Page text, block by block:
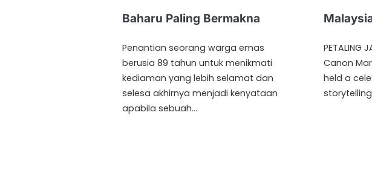
Baharu Paling Bermakna
Penantian seorang warga emas
berusia 89 tahun untuk menikmati
kediaman yang lebih selamat dan
selesa akhirnya menjadi kenyataan
apabila sebuah…
PETALING
Canon
held a